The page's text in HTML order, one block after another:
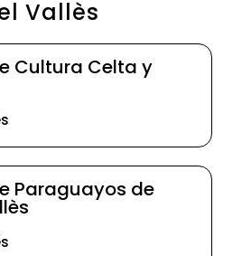
Vallès
Cultura Celta y
Paraguayos de